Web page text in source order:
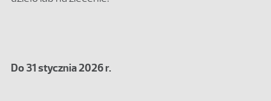
Do 31 stycznia 2026 r.